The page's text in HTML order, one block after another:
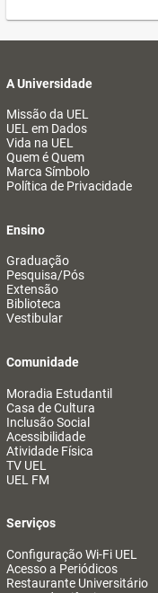
A Universidade
Missão da UEL
UEL em Dados
Vida na UEL
Quem é Quem
Marca Símbolo
Política de Privacidade
Ensino
Graduação
Pesquisa/Pós
Extensão
Biblioteca
Vestibular
Comunidade
Moradia Estudantil
Casa de Cultura
Inclusão Social
Acessibilidade
Atividade Física
TV UEL
UEL FM
Serviços
Configuração Wi-Fi UEL
Acesso a Periódicos
Restaurante Universitário